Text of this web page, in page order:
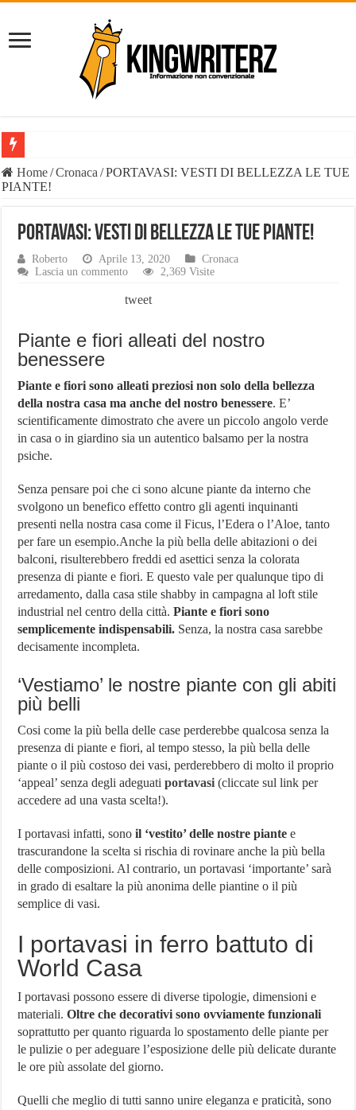
Il Diavolo: chi è davvero il fenomeno social e perché il suo nome è
Liste Telemarketing: TeleLead.it e Leadify.cloud tra le migliori
Pasta Busiate: il simbolo della tradizione trapanese
Tutte le casistiche di Risarcimento Danni Incidente Stradale
Philip Watch uomo, tutti i punti salienti
Derattizzazioni Enna: il piano anti-ratti di Work Services
Orologio più costoso al mondo
Villaggio Peschici: Scegli il Villaggio Residence De Sio
Network Marketing Aziende Italiane – Lista Aggiornata 2024
Home/Cronaca /PORTAVASI: VESTI DI BELLEZZA LE TUE
PIANTE!
PORTAVASI: VESTI DI BELLEZZA LE TUE PIANTE!
Roberto Aprile 13, 2020
Cronaca
Lascia un commento
2,369 Visite
tweet
Piante e fiori alleati del nostro
benessere
Piante e fiori sono alleati preziosi non solo della bellezza
della nostra casa ma anche del nostro benessere. E’
scientificamente dimostrato che avere un piccolo angolo verde
in casa o in giardino sia un autentico balsamo per la nostra
psiche.
Senza pensare poi che ci sono alcune piante da interno che
svolgono un benefico effetto contro gli agenti inquinanti
presenti nella nostra casa come il Ficus, l’Edera o l’Aloe, tanto
per fare un esempio.Anche la più bella delle abitazioni o dei
balconi, risulterebbero freddi ed asettici senza la colorata
presenza di piante e fiori. E questo vale per qualunque tipo di
arredamento, dalla casa stile shabby in campagna al loft stile
industrial nel centro della città.Piante e fiori sono
semplicemente indispensabili. Senza, la nostra casa sarebbe
decisamente incompleta.
‘Vestiamo’ le nostre piante con gli abiti
più belli
Cosi come la più bella delle case perderebbe qualcosa senza la
presenza di piante e fiori, al tempo stesso, la più bella delle
piante o il più costoso dei vasi, perderebbero di molto il proprio
‘appeal’ senza degli adeguatiportavasi (cliccate sul link per
accedere ad una vasta scelta!).
I portavasi infatti, sonoil ‘vestito’ delle nostre piante e
trascurandone la scelta si rischia di rovinare anche la più bella
delle composizioni. Al contrario, un portavasi ‘importante’ sarà
in grado di esaltare la più anonima delle piantine o il più
semplice di vasi.
I portavasi in ferro battuto di
World Casa
I portavasi possono essere di diverse tipologie, dimensioni e
materiali.Oltre che decorativi sono ovviamente funzionali
soprattutto per quanto riguarda lo spostamento delle piante per
le pulizie o per adeguare l’esposizione delle più delicate durante
le ore più assolate del giorno.
Quelli che meglio di tutti sanno unire eleganza e praticità, sono